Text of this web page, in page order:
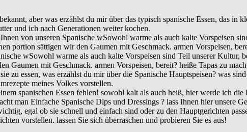
aber was erzählst du mir über das typisch spanische Essen, das in
und ich nach Generationen weiter kochen.
von unseren Spanische wSowohl warme als auch kalte Vorspeisen
portion sättigen wir den Gaumen mit Geschmack. armen Vorspeisen,
wSowohl warme als auch kalte Vorspeisen sind Teil unserer Kultur,
Gaumen mit Geschmack. armen Vorspeisen, bereit? heiße Tapas zu
zu essen, was erzählst du mir über die Spanische Hauptspeisen? was
meines Volkes vorstellen.
spanischen Essen fehlen! sowohl kalt als auch heiß, hier werde ich
man Einfache Spanische Dips und Dressings ? lass Ihnen hier unsere
egal ob sie schnell und einfach sind oder zu den Hauptgerichten
vorstellen. lassen Sie sich überraschen und probieren Sie es aus!